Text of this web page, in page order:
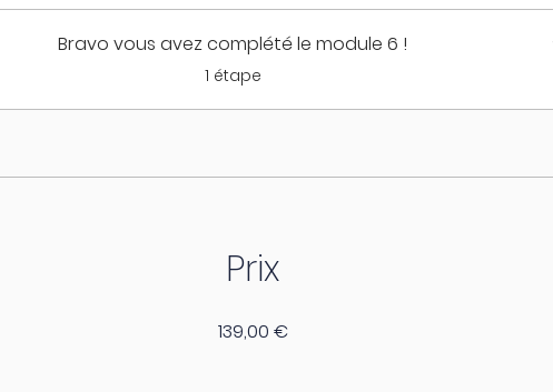
Bravo vous avez complété le module 6 !
.
1 étape
Prix
139,00 €